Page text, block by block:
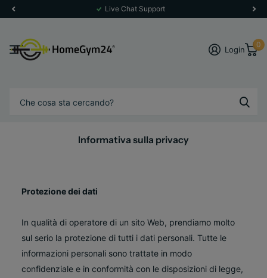
Live Chat Support
Login
0
Informativa sulla privacy
Protezione dei dati
In qualità di operatore di un sito Web, prendiamo molto
sul serio la protezione di tutti i dati personali. Tutte le
informazioni personali sono trattate in modo
confidenziale e in conformità con le disposizioni di legge,